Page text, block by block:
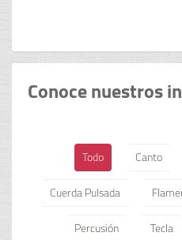
Conoce nuestros
Todo Canto
Cuerda Pulsada
Percusión
Tecla